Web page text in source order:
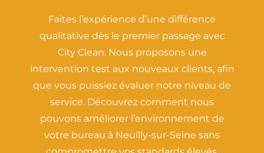
Faites l’expérience d’une différence
qualitative dès le premier passage avec
City Clean. Nous proposons une
intervention test aux nouveaux clients, afin
que vous puissiez évaluer notre niveau de
service. Découvrez comment nous
pouvons améliorer l’environnement de
votre bureau à Neuilly-sur-Seine sans